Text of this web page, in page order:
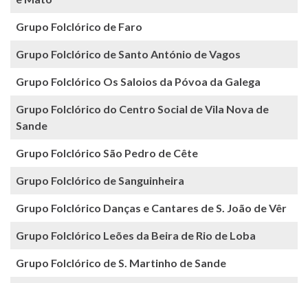
Grupo Folclórico de Faro
Grupo Folclórico de Santo António de Vagos
Grupo Folclórico Os Saloios da Póvoa da Galega
Grupo Folclórico do Centro Social de Vila Nova de
Sande
Grupo Folclórico São Pedro de Cête
Grupo Folclórico de Sanguinheira
Grupo Folclórico Danças e Cantares de S. João de Vêr
Grupo Folclórico Leões da Beira de Rio de Loba
Grupo Folclórico de S. Martinho de Sande